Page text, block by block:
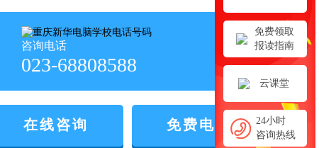
免费领取
报读指南
云课堂
24小时
咨询热线
咨询电话
023-68808588
在线咨询 免费电话